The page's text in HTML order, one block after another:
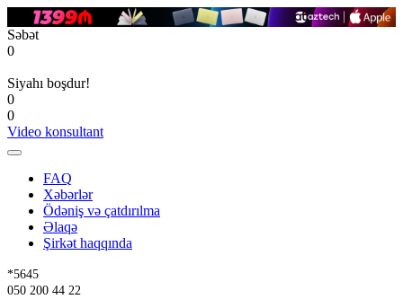
Səbət
0
Siyahı boşdur!
0
0
Video konsultant
FAQ
Xəbərlər
Ödəniş və çatdırılma
Əlaqə
Şirkət haqqında
*5645
050 200 44 22